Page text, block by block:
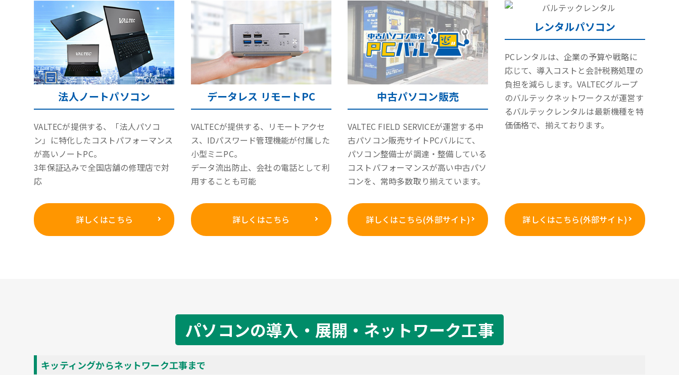
法人ノートパソコン
VALTECが提供する、「法人パソコ
ン」に特化したコストパフォーマンス
が高いノートPC。
3年保証込みで全国店舗の修理店で対
応
詳しくはこちら
データレス リモートPC
VALTECが提供する、リモートアクセ
ス、IDパスワード管理機能が付属した
小型ミニPC。
データ流出防止、会社の電話として利
用することも可能
詳しくはこちら
中古パソコン販売
VALTEC FIELD SERVICEが運営する中
古パソコン販売サイトPCバルにて、
パソコン整備士が調達・整備している
コストパフォーマンスが高い中古パソ
コンを、常時多数取り揃えています。
詳しくはこちら(外部サイト)
レンタルパソコン
PCレンタルは、企業の予算や戦略に
応じて、導入コストと会計税務処理の
負担を減らします。VALTECグループ
のバルテックネットワークスが運営す
るバルテックレンタルは最新機種を特
価価格で、揃えております。
詳しくはこちら(外部サイト)
パソコンの導入・展開・ネットワーク工事
キッティングからネットワーク工事まで